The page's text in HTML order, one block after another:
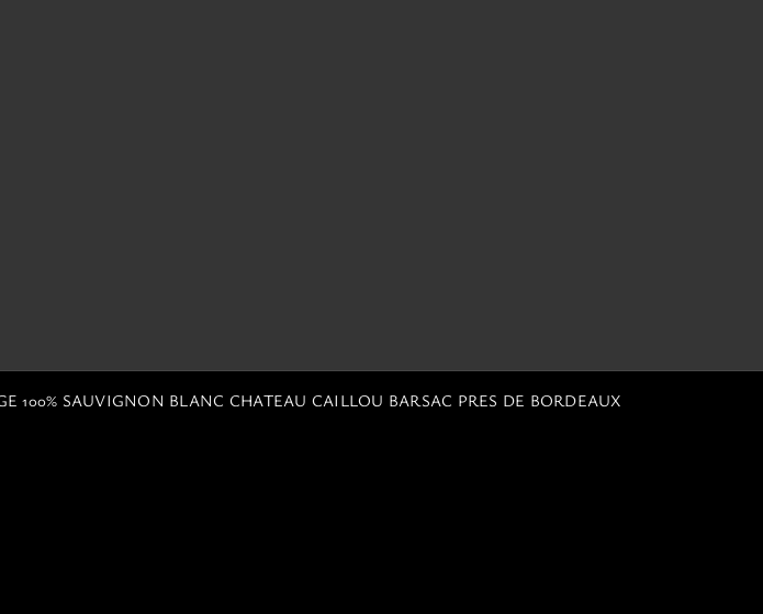
100% SAUVIGNON BLANC CHATEAU CAILLOU BARSAC PRES DE BORDEAUX